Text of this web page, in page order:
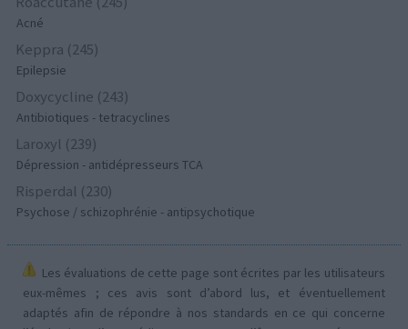
Acné
Keppra (245)
Epilepsie
Doxycycline (243)
Antibiotiques - tetracyclines
Laroxyl (239)
Dépression - antidépresseurs TCA
Risperdal (230)
Psychose / schizophrénie - antipsychotique
Les évaluations de cette page sont écrites par les utilisateurs
eux-mêmes ; ces avis sont d’abord lus, et éventuellement
adaptés afin de répondre à nos standards en ce qui concerne